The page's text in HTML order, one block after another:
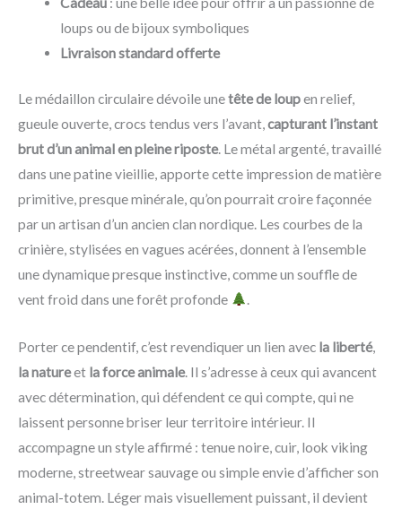
loups ou de bijoux symboliques
Livraison standard offerte
Le médaillon circulaire dévoile unetête de loupen relief,
gueule ouverte, crocs tendus vers l’avant,capturant l’instant
brut d’un animal en pleine riposte. Le métal argenté, travaillé
dans une patine vieillie, apporte cette impression de matière
primitive, presque minérale, qu’on pourrait croire façonnée
par un artisan d’un ancien clan nordique. Les courbes de la
crinière, stylisées en vagues acérées, donnent à l’ensemble
une dynamique presque instinctive, comme un souffle de
vent froid dans une forêt profonde
.
Porter ce pendentif, c’est revendiquer un lien avec la liberté,
la natureet la force animale. Il s’adresse à ceux qui avancent
avec détermination, qui défendent ce qui compte, qui ne
laissent personne briser leur territoire intérieur. Il
accompagne un style affirmé : tenue noire, cuir, look viking
moderne, streetwear sauvage ou simple envie d’afficher son
animal-totem. Léger mais visuellement puissant, il devient